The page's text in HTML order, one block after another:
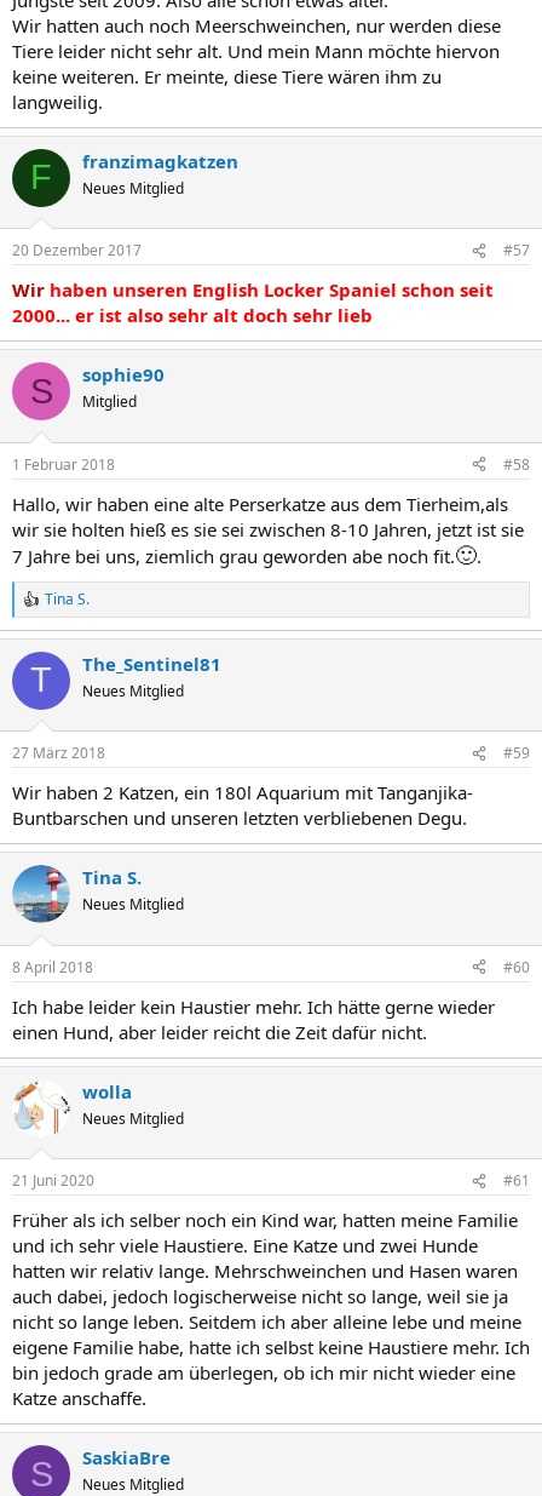
Wir hatten auch noch Meerschweinchen, nur werden diese
Tiere leider nicht sehr alt. Und mein Mann möchte hiervon
keine weiteren. Er meinte, diese Tiere wären ihm zu
langweilig.
F franzimagkatzen
Neues Mitglied
20 Dezember 2017 #57
Wir haben unseren English Locker Spaniel schon seit
2000... er ist also sehr alt doch sehr lieb
S sophie90
Mitglied
1 Februar 2018 #58
Hallo, wir haben eine alte Perserkatze aus dem Tierheim,als
wir sie holten hieß es sie sei zwischen 8-10 Jahren, jetzt ist sie
7 Jahre bei uns, ziemlich grau geworden abe noch fit.🙂.
R
e
a
k
i
e
:
Tina S.
T The_Sentinel81
Neues Mitglied
27 März 2018 #59
Wir haben 2 Katzen, ein 180l Aquarium mit Tanganjika-
Buntbarschen und unseren letzten verbliebenen Degu.
Tina S.
Neues Mitglied
8 April 2018 #60
Ich habe leider kein Haustier mehr. Ich hätte gerne wieder
einen Hund, aber leider reicht die Zeit dafür nicht.
wolla
Neues Mitglied
21 Juni 2020 #61
Früher als ich selber noch ein Kind war, hatten meine Familie
und ich sehr viele Haustiere. Eine Katze und zwei Hunde
hatten wir relativ lange. Mehrschweinchen und Hasen waren
auch dabei, jedoch logischerweise nicht so lange, weil sie ja
nicht so lange leben. Seitdem ich aber alleine lebe und meine
eigene Familie habe, hatte ich selbst keine Haustiere mehr. Ich
bin jedoch grade am überlegen, ob ich mir nicht wieder eine
Katze anschaffe.
S SaskiaBre
Neues Mitglied